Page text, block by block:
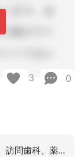
3 0
おつかれさまです。居宅ですが、在総診、訪問歯科、薬剤師など関わっていても、算定は